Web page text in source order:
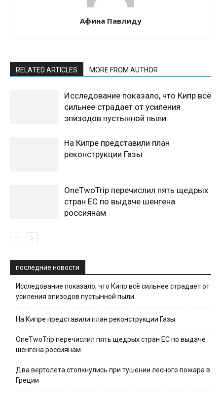
Афина Павлиду
RELATED ARTICLES MORE FROM AUTHOR
Исследование показало, что Кипр всё
сильнее страдает от усиления
эпизодов пустынной пыли
На Кипре представили план
реконструкции Газы
OneTwoTrip перечислил пять щедрых
стран ЕС по выдаче шенгена
россиянам
последние новости
Исследование показало, что Кипр всё сильнее страдает от
усиления эпизодов пустынной пыли
На Кипре представили план реконструкции Газы
OneTwoTrip перечислил пять щедрых стран ЕС по выдаче
шенгена россиянам
Два вертолета столкнулись при тушении лесного пожара в
Греции